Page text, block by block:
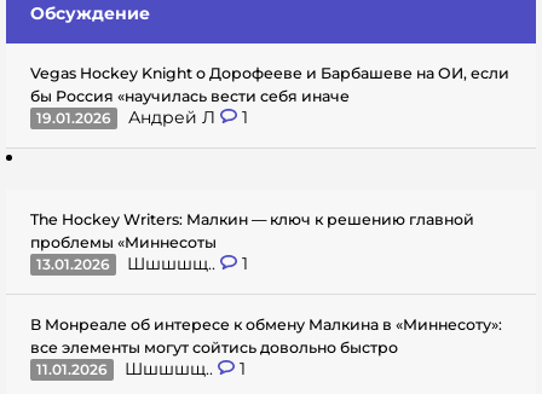
Обсуждение
Vegas Hockey Knight о Дорофееве и Барбашеве на ОИ, если
бы Россия «научилась вести себя иначе
19.01.2026
Андрей Л 1
The Hockey Writers: Малкин — ключ к решению главной
проблемы «Миннесоты
13.01.2026
Шшшшщ.. 1
В Монреале об интересе к обмену Малкина в «Миннесоту»:
все элементы могут сойтись довольно быстро
11.01.2026
Шшшшщ.. 1